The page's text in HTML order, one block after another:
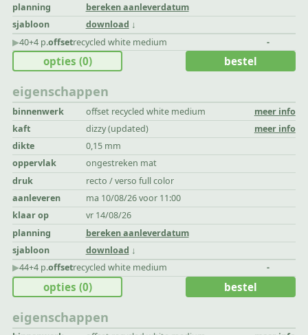
planning
bereken aanleverdatum
sjabloon
download
▶︎40+4 p.offsetrecycled white medium -
eigenschappen
binnenwerk offset recycled white medium
meer info
kaft
dizzy (updated)
meer info
dikte
0,15 mm
oppervlak
ongestreken mat
druk
recto / verso full color
aanleveren
ma 10/08/26 voor 11:00
klaar op
vr 14/08/26
planning
bereken aanleverdatum
sjabloon
download
opties (0) bestel
▶︎44+4 p.offsetrecycled white medium -
eigenschappen
opties (0) bestel